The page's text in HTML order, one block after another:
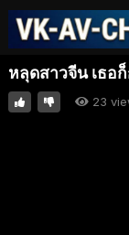
หลุดสาวจีน เธอ
23